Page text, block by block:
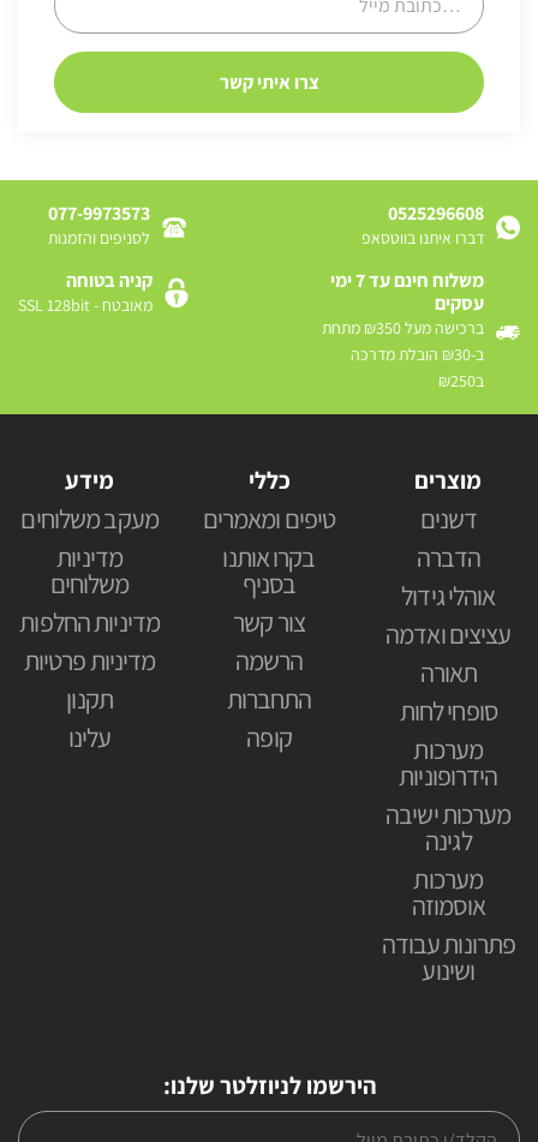
0525296608
דברו איתנו בווטסאפ
077-9973573
לסניפים והזמנות
משלוח חינם עד 7 ימי
עסקים
ברכישה מעל ₪350 מתחת
ב-₪30 הובלת מדרכה
ב₪250
קניה בטוחה
מאובטח - SSL 128bit
מוצרים
דשנים
הדברה
אוהלי גידול
עציצים ואדמה
תאורה
סופחי לחות
מערכות
הידרופוניות
מערכות ישיבה
לגינה
מערכות
אוסמוזה
פתרונות עבודה
ושינוע
כללי
טיפים ומאמרים
בקרו אותנו
בסניף
צור קשר
הרשמה
התחברות
קופה
מידע
מעקב משלוחים
מדיניות
משלוחים
מדיניות החלפות
מדיניות פרטיות
תקנון
עלינו
הירשמו לניוזלטר שלנו: